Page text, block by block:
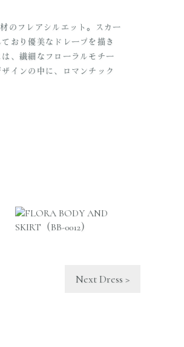
のフレアシルエット。スカー
おり優美なドレープを描き
、繊細なフローラルモチー
インの中に、ロマンチック
Next Dress >